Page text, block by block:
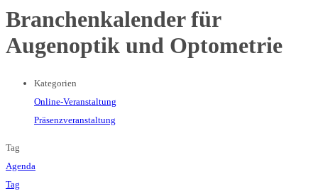
Branchenkalender für
Augenoptik und Optometrie
Kategorien
Online-Veranstaltung
Präsenzveranstaltung
Tag
Agenda
Tag